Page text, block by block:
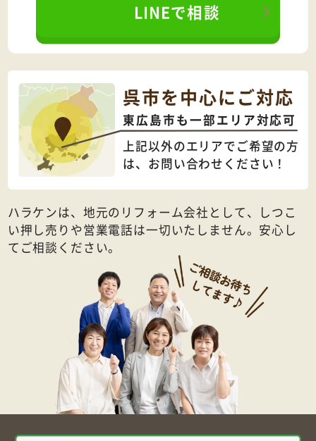
LINEで相談
呉市を中心にご対応
東広島市も一部エリア対応可
上記以外のエリアでご希望の方
は、 お問い合わせください！
ハラケンは、地元のリフォーム会社として、しつこ
い押し売りや営業電話は一切いたしません。安心し
てご相談ください。